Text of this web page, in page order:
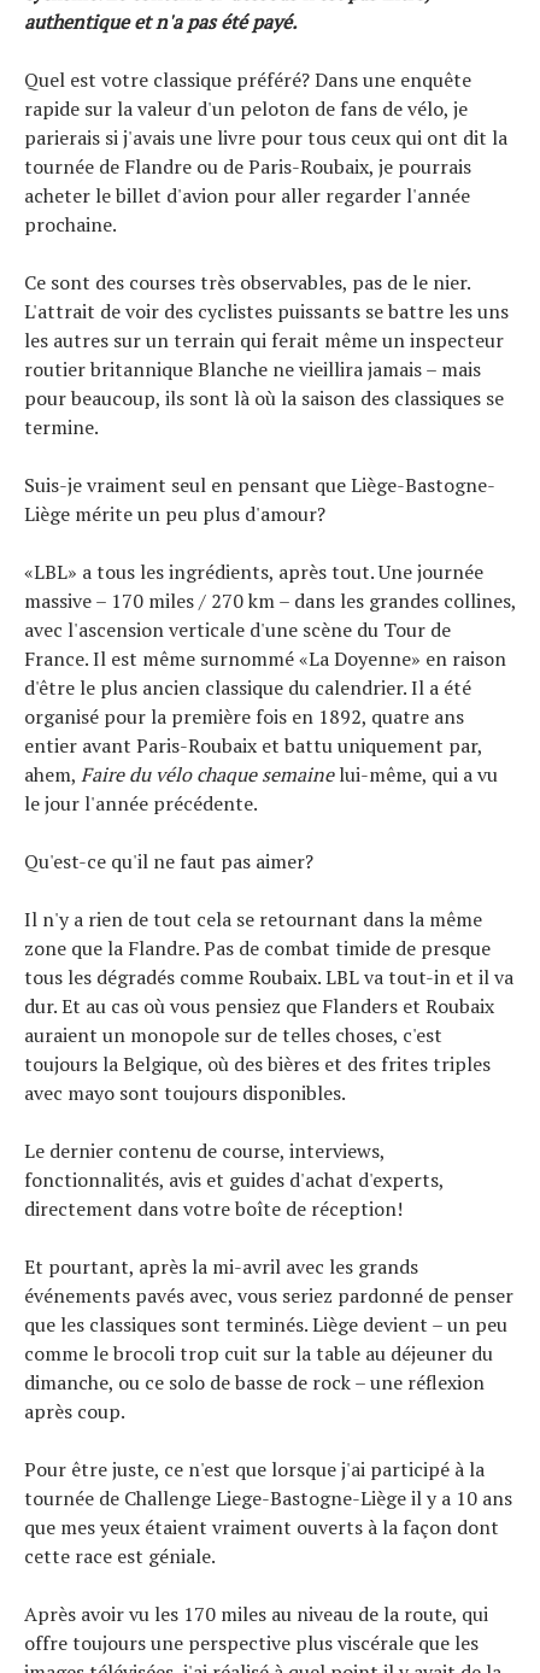
authentique et n'a pas été payé.
Quel est votre classique préféré? Dans une enquête
rapide sur la valeur d'un peloton de fans de vélo, je
parierais si j'avais une livre pour tous ceux qui ont dit la
tournée de Flandre ou de Paris-Roubaix, je pourrais
acheter le billet d'avion pour aller regarder l'année
prochaine.
Ce sont des courses très observables, pas de le nier.
L'attrait de voir des cyclistes puissants se battre les uns
les autres sur un terrain qui ferait même un inspecteur
routier britannique Blanche ne vieillira jamais – mais
pour beaucoup, ils sont là où la saison des classiques se
termine.
Suis-je vraiment seul en pensant que Liège-Bastogne-
Liège mérite un peu plus d'amour?
«LBL» a tous les ingrédients, après tout. Une journée
massive – 170 miles / 270 km – dans les grandes collines,
avec l'ascension verticale d'une scène du Tour de
France. Il est même surnommé «La Doyenne» en raison
d'être le plus ancien classique du calendrier. Il a été
organisé pour la première fois en 1892, quatre ans
entier avant Paris-Roubaix et battu uniquement par,
ahem, Faire du vélo chaque semainelui-même, qui a vu
le jour l'année précédente.
Qu'est-ce qu'il ne faut pas aimer?
Il n'y a rien de tout cela se retournant dans la même
zone que la Flandre. Pas de combat timide de presque
tous les dégradés comme Roubaix. LBL va tout-in et il va
dur. Et au cas où vous pensiez que Flanders et Roubaix
auraient un monopole sur de telles choses, c'est
toujours la Belgique, où des bières et des frites triples
avec mayo sont toujours disponibles.
Le dernier contenu de course, interviews,
fonctionnalités, avis et guides d'achat d'experts,
directement dans votre boîte de réception!
Et pourtant, après la mi-avril avec les grands
événements pavés avec, vous seriez pardonné de penser
que les classiques sont terminés. Liège devient – un peu
comme le brocoli trop cuit sur la table au déjeuner du
dimanche, ou ce solo de basse de rock – une réflexion
après coup.
Pour être juste, ce n'est que lorsque j'ai participé à la
tournée de Challenge Liege-Bastogne-Liège il y a 10 ans
que mes yeux étaient vraiment ouverts à la façon dont
cette race est géniale.
Après avoir vu les 170 miles au niveau de la route, qui
offre toujours une perspective plus viscérale que les
Tendances
Tous nos articles
À propos